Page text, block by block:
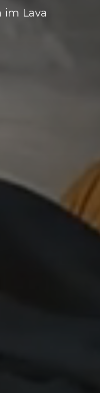
im Lava